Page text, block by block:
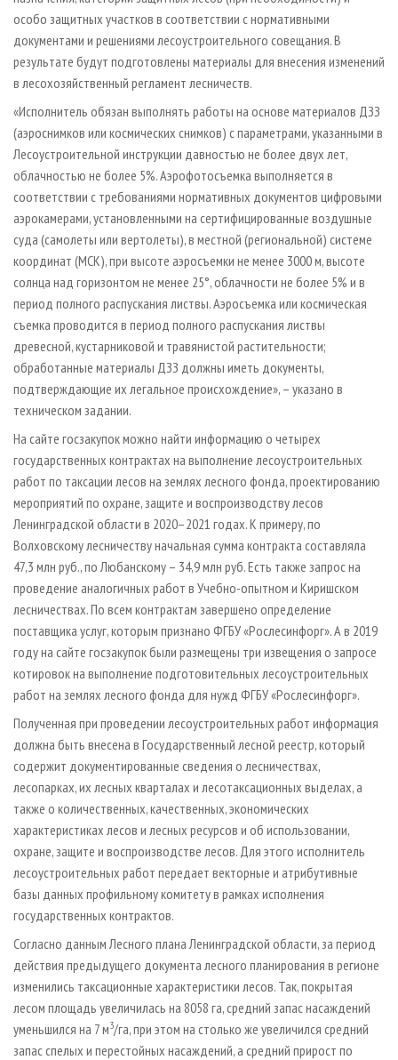
особо защитных участков в соответствии с нормативными
документами и решениями лесоустроительного совещания. В
результате будут подготовлены материалы для внесения изменений
в лесохозяйственный регламент лесничеств.
«Исполнитель обязан выполнять работы на основе материалов ДЗЗ
(аэроснимков или космических снимков) с параметрами, указанными в
Лесоустроительной инструкции давностью не более двух лет,
облачностью не более 5%. Аэрофотосъемка выполняется в
соответствии с требованиями нормативных документов цифровыми
аэрокамерами, установленными на сертифицированные воздушные
суда (самолеты или вертолеты), в местной (региональной) системе
координат (МСК), при высоте аэросъемки не менее 3000 м, высоте
солнца над горизонтом не менее 25°, облачности не более 5% и в
период полного распускания листвы. Аэросъемка или космическая
съемка проводится в период полного распускания листвы
древесной, кустарниковой и травянистой растительности;
обработанные материалы ДЗЗ должны иметь документы,
подтверждающие их легальное происхождение», – указано в
техническом задании.
На сайте госзакупок можно найти информацию о четырех
государственных контрактах на выполнение лесоустроительных
работ по таксации лесов на землях лесного фонда, проектированию
мероприятий по охране, защите и воспроизводству лесов
Ленинградской области в 2020–2021 годах. К примеру, по
Волховскому лесничеству начальная сумма контракта составляла
47,3 млн руб., по Любанскому – 34,9 млн руб. Есть также запрос на
проведение аналогичных работ в Учебно-опытном и Киришском
лесничествах. По всем контрактам завершено определение
поставщика услуг, которым признано ФГБУ «Рослесинфорг». А в 2019
году на сайте госзакупок были размещены три извещения о запросе
котировок на выполнение подготовительных лесоустроительных
работ на землях лесного фонда для нужд ФГБУ «Рослесинфорг».
Полученная при проведении лесоустроительных работ информация
должна быть внесена в Государственный лесной реестр, который
содержит документированные сведения о лесничествах,
лесопарках, их лесных кварталах и лесотаксационных выделах, а
также о количественных, качественных, экономических
характеристиках лесов и лесных ресурсов и об использовании,
охране, защите и воспроизводстве лесов. Для этого исполнитель
лесоустроительных работ передает векторные и атрибутивные
базы данных профильному комитету в рамках исполнения
государственных контрактов.
Согласно данным Лесного плана Ленинградской области, за период
действия предыдущего документа лесного планирования в регионе
изменились таксационные характеристики лесов. Так, покрытая
лесом площадь увеличилась на 8058 га, средний запас насаждений
уменьшился на 7 м3/га, при этом на столько же увеличился средний
запас спелых и перестойных насаждений, а средний прирост по